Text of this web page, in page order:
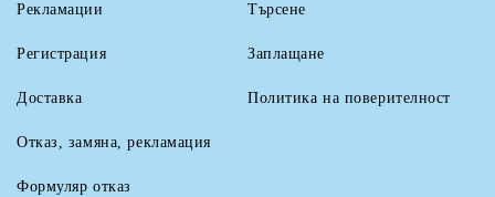
Рекламации Търсене
Регистрация
Доставка
Отказ, замяна, рекламация
Формуляр отказ
Заплащане
Политика на поверителност